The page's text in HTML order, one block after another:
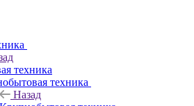
техника
техника
Назад